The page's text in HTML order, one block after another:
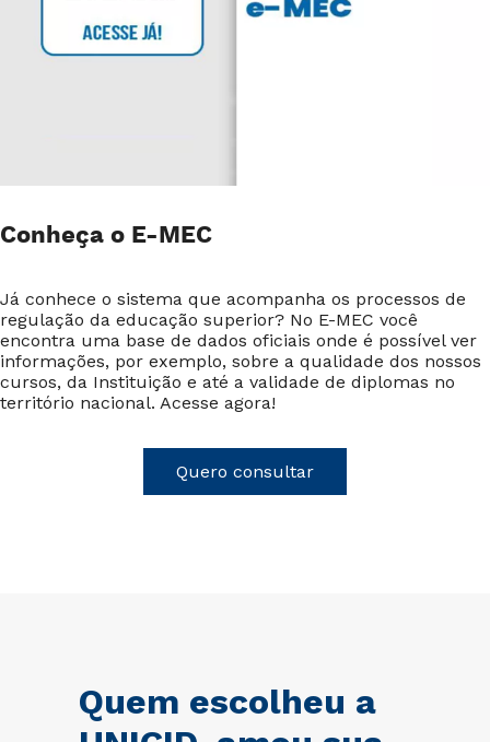
Conheça o E-MEC
Já conhece o sistema que acompanha os processos de
regulação da educação superior? No E-MEC você
encontra uma base de dados oficiais onde é possível ver
informações, por exemplo, sobre a qualidade dos nossos
cursos, da Instituição e até a validade de diplomas no
território nacional. Acesse agora!
Quero consultar
Quem escolheu a